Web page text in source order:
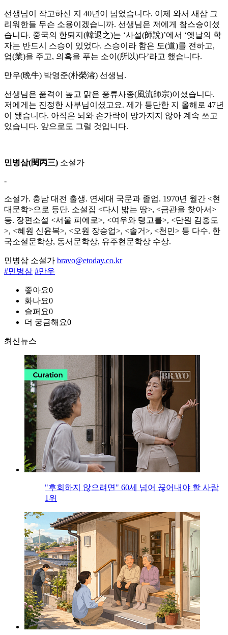
선생님이 작고하신 지 40년이 넘었습니다. 이제 와서 새삼 그
리워한들 무슨 소용이겠습니까. 선생님은 저에게 참스승이셨
습니다. 중국의 한퇴지(韓退之)는 ‘사설(師說)’에서 ‘옛날의 학
자는 반드시 스승이 있었다. 스승이라 함은 도(道)를 전하고,
업(業)을 주고, 의혹을 푸는 소이(所以)다’라고 했습니다.
만우(晩牛) 박영준(朴榮濬) 선생님.
선생님은 품격이 높고 맑은 풍류사종(風流師宗)이셨습니다.
저에게는 진정한 사부님이셨고요. 제가 등단한 지 올해로 47년
이 됐습니다. 아직은 뇌와 손가락이 망가지지 않아 계속 쓰고
있습니다. 앞으로도 그럴 것입니다.
민병삼(閔丙三) 소설가
-
소설가. 충남 대전 출생. 연세대 국문과 졸업. 1970년 월간 <현
대문학>으로 등단. 소설집 <다시 밟는 땅>, <금관을 찾아서>
등. 장편소설 <서울 피에로>, <여우와 탱고를>, <단원 김홍도
>, <혜원 신윤복>, <오원 장승업>, <솔거>, <천민> 등 다수. 한
국소설문학상, 동서문학상, 유주현문학상 수상.
민병삼 소설가 bravo@etoday.co.kr
#민병삼 #만우
좋아요0
화나요0
슬퍼요0
더 궁금해요0
최신뉴스
"후회하지 않으려면" 60세 넘어 끊어내야 할 사람
1위